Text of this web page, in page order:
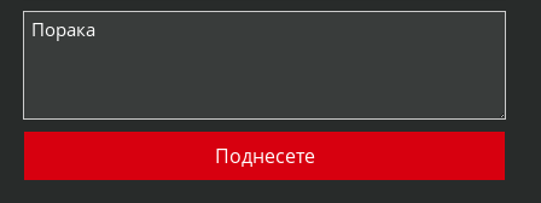
Поднесете